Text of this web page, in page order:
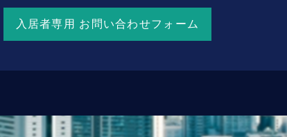
入居者専用 お問い合わせフォーム